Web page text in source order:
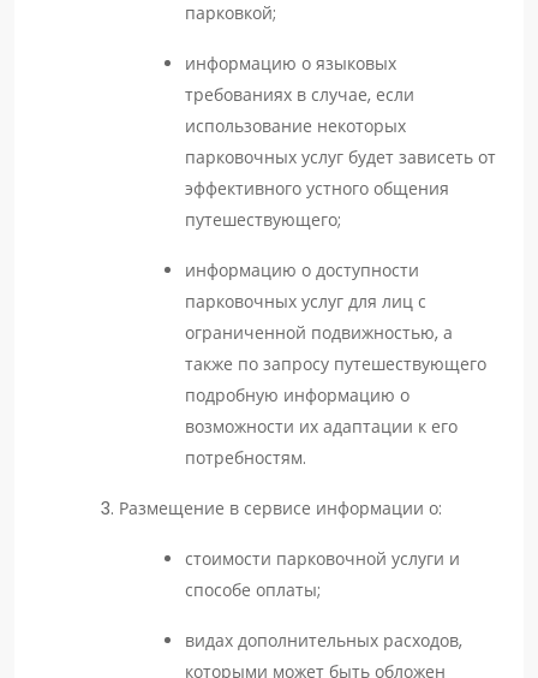
парковкой;
информацию о языковых
требованиях в случае, если
использование некоторых
парковочных услуг будет зависеть от
эффективного устного общения
путешествующего;
информацию о доступности
парковочных услуг для лиц с
ограниченной подвижностью, а
также по запросу путешествующего
подробную информацию о
возможности их адаптации к его
потребностям.
Размещение в сервисе информации о:
стоимости парковочной услуги и
способе оплаты;
видах дополнительных расходов,
которыми может быть обложен